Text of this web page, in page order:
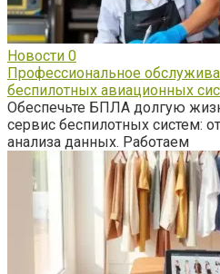
Новости 0
Профессиональное
беспилотных авиационных
Обеспечьте БПЛА долгую
сервис беспилотных систем:
анализа данных. Работаем